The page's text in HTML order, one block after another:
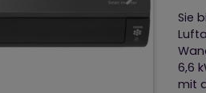
Sie
6,6
mit